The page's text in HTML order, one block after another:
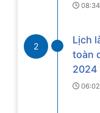
2
Lịch
toàn
2024